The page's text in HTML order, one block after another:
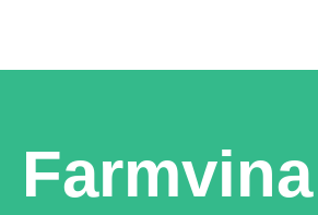
Farmvina